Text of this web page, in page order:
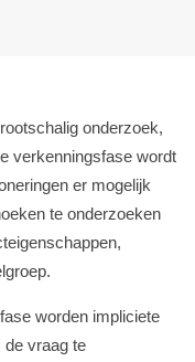
onderzoek,
verkenningsfase wordt
er mogelijk
te onderzoeken
worden impliciete
de vraag te